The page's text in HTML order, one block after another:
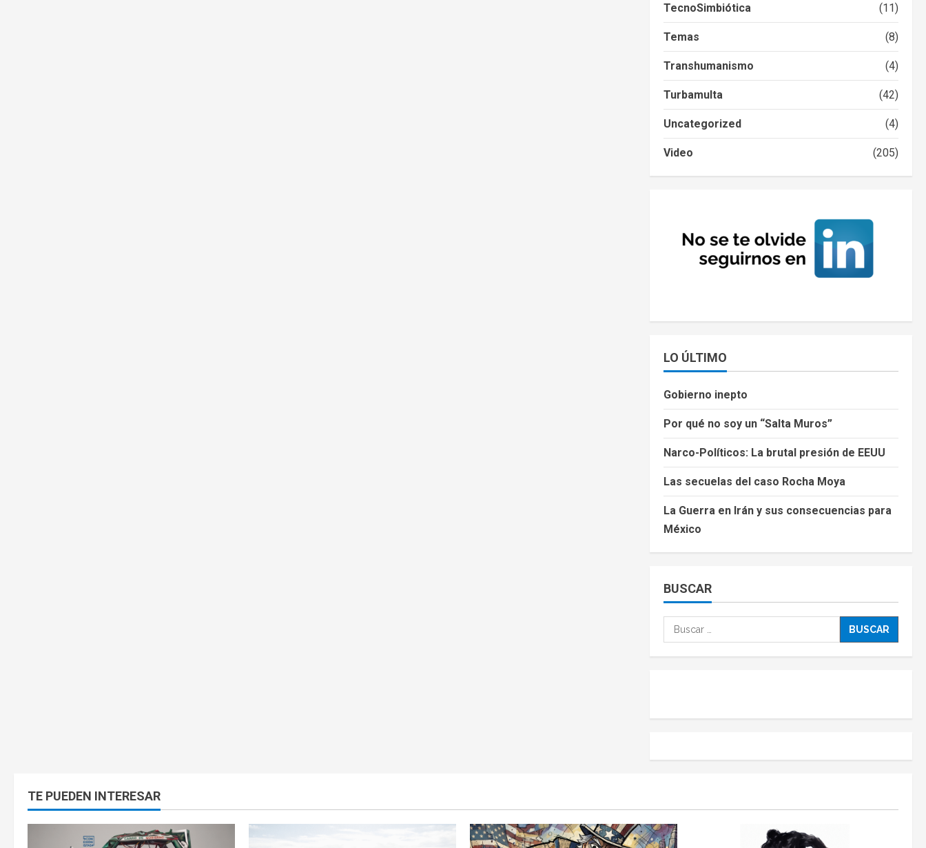
TecnoSimbiótica (11)
Temas (8)
Transhumanismo (4)
Turbamulta (42)
Uncategorized (4)
Video (205)
LO ÚLTIMO
Gobierno inepto
Por qué no soy un “Salta Muros”
Narco-Políticos: La brutal presión de EEUU
Las secuelas del caso Rocha Moya
La Guerra en Irán y sus consecuencias para
México
BUSCAR
TE PUEDEN INTERESAR